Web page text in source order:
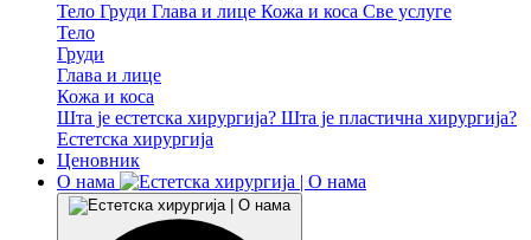
Тело Груди Глава и лице Кожа и коса Све услуге
Тело
Груди
Глава и лице
Кожа и коса
Шта је естетска хирургија? Шта је пластична хирургија?
Естетска хирургија
Ценовник
О нама